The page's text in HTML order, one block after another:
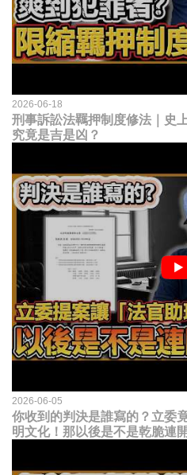
2026-06-18
刑事訴訟法羈押制度修法｜史
究竟是吉是凶？
2026-06-05
你收到的判決是誰寫的？立委
明文化！那以後是不是乾脆連